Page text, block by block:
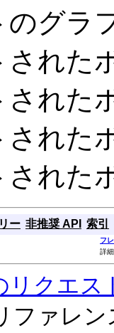
のグラ
された
された
れた
された
ー 非推奨 API 索引
フ
詳
リクエス
ファレ